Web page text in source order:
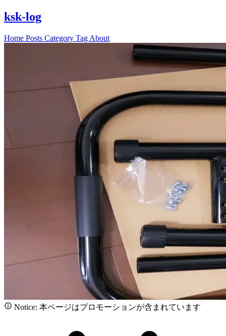
ksk-log
Home Posts Category Tag About
Notice: 本ページはプロモーションが含まれています